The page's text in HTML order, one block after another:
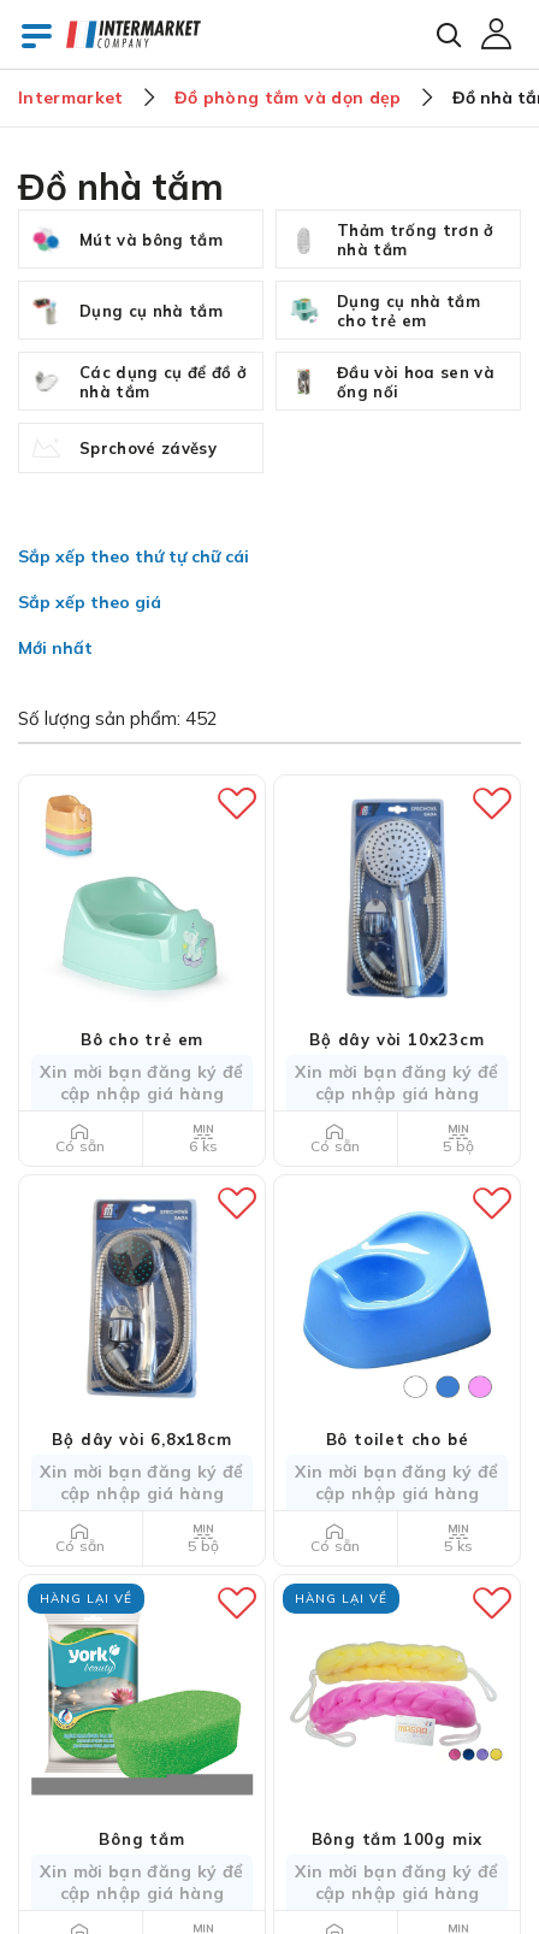
Mật khẩu
Bạn đã quên mật khẩu?
Intermarket Đồ phòng tắm và dọn dẹp Đồ nhà
Đồ nhà tắm
Mút và bông tắm
Thảm trống trơn ở
nhà tắm
Dụng cụ nhà tắm
Dụng cụ nhà tắm
cho trẻ em
Các dụng cụ để đồ ở
nhà tắm
Đầu vòi hoa sen và
ống nối
Sprchové závěsy
Sắp xếp theo thứ tự chữ cái
Sắp xếp theo giá
Mới nhất
Số lượng sản phẩm: 452
Bô cho trẻ em
Xin mời bạn đăng ký để
cập nhập giá hàng
Có sẵn 6 ks
Bộ dây vòi 10x23cm
Xin mời bạn đăng ký để
cập nhập giá hàng
Có sẵn 5 bộ
Bộ dây vòi 6,8x18cm
Xin mời bạn đăng ký để
cập nhập giá hàng
Có sẵn 5 bộ
Bô toilet cho bé
Xin mời bạn đăng ký để
cập nhập giá hàng
Có sẵn 5 ks
HÀNG LẠI VỀ
Bông tắm
Xin mời bạn đăng ký để
cập nhập giá hàng
HÀNG LẠI VỀ
Bông tắm 100g mix
Xin mời bạn đăng ký để
cập nhập giá hàng